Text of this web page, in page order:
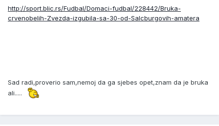
http://sport.blic.rs/Fudbal/Domaci-fudbal/228442/Bruka-
crvenobelih-Zvezda-izgubila-sa-30-od-Salcburgovih-amatera
Sad radi,proverio sam,nemoj da ga sjebes opet,znam da je bruka
ali.....